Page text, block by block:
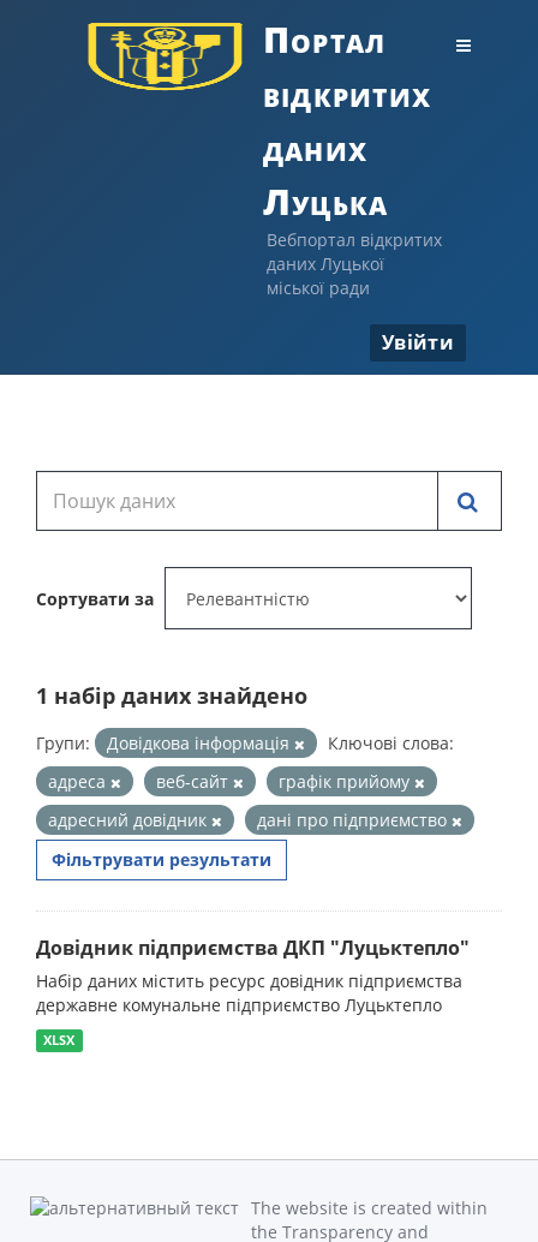
Портал
відкритих
даних
Луцька
Вебпортал відкритих
даних Луцької
міської ради
Увійти
Сортувати за
1 набір даних знайдено
Групи: Довідкова інформація
Ключові слова:
адреса
веб-сайт
графік прийому
адресний довідник
дані про підприємство
Фільтрувати результати
Довідник підприємства ДКП "Луцьктепло"
Набір даних містить ресурс довідник підприємства
державне комунальне підприємство Луцьктепло
XLSX
The website is created within
the Transparency and